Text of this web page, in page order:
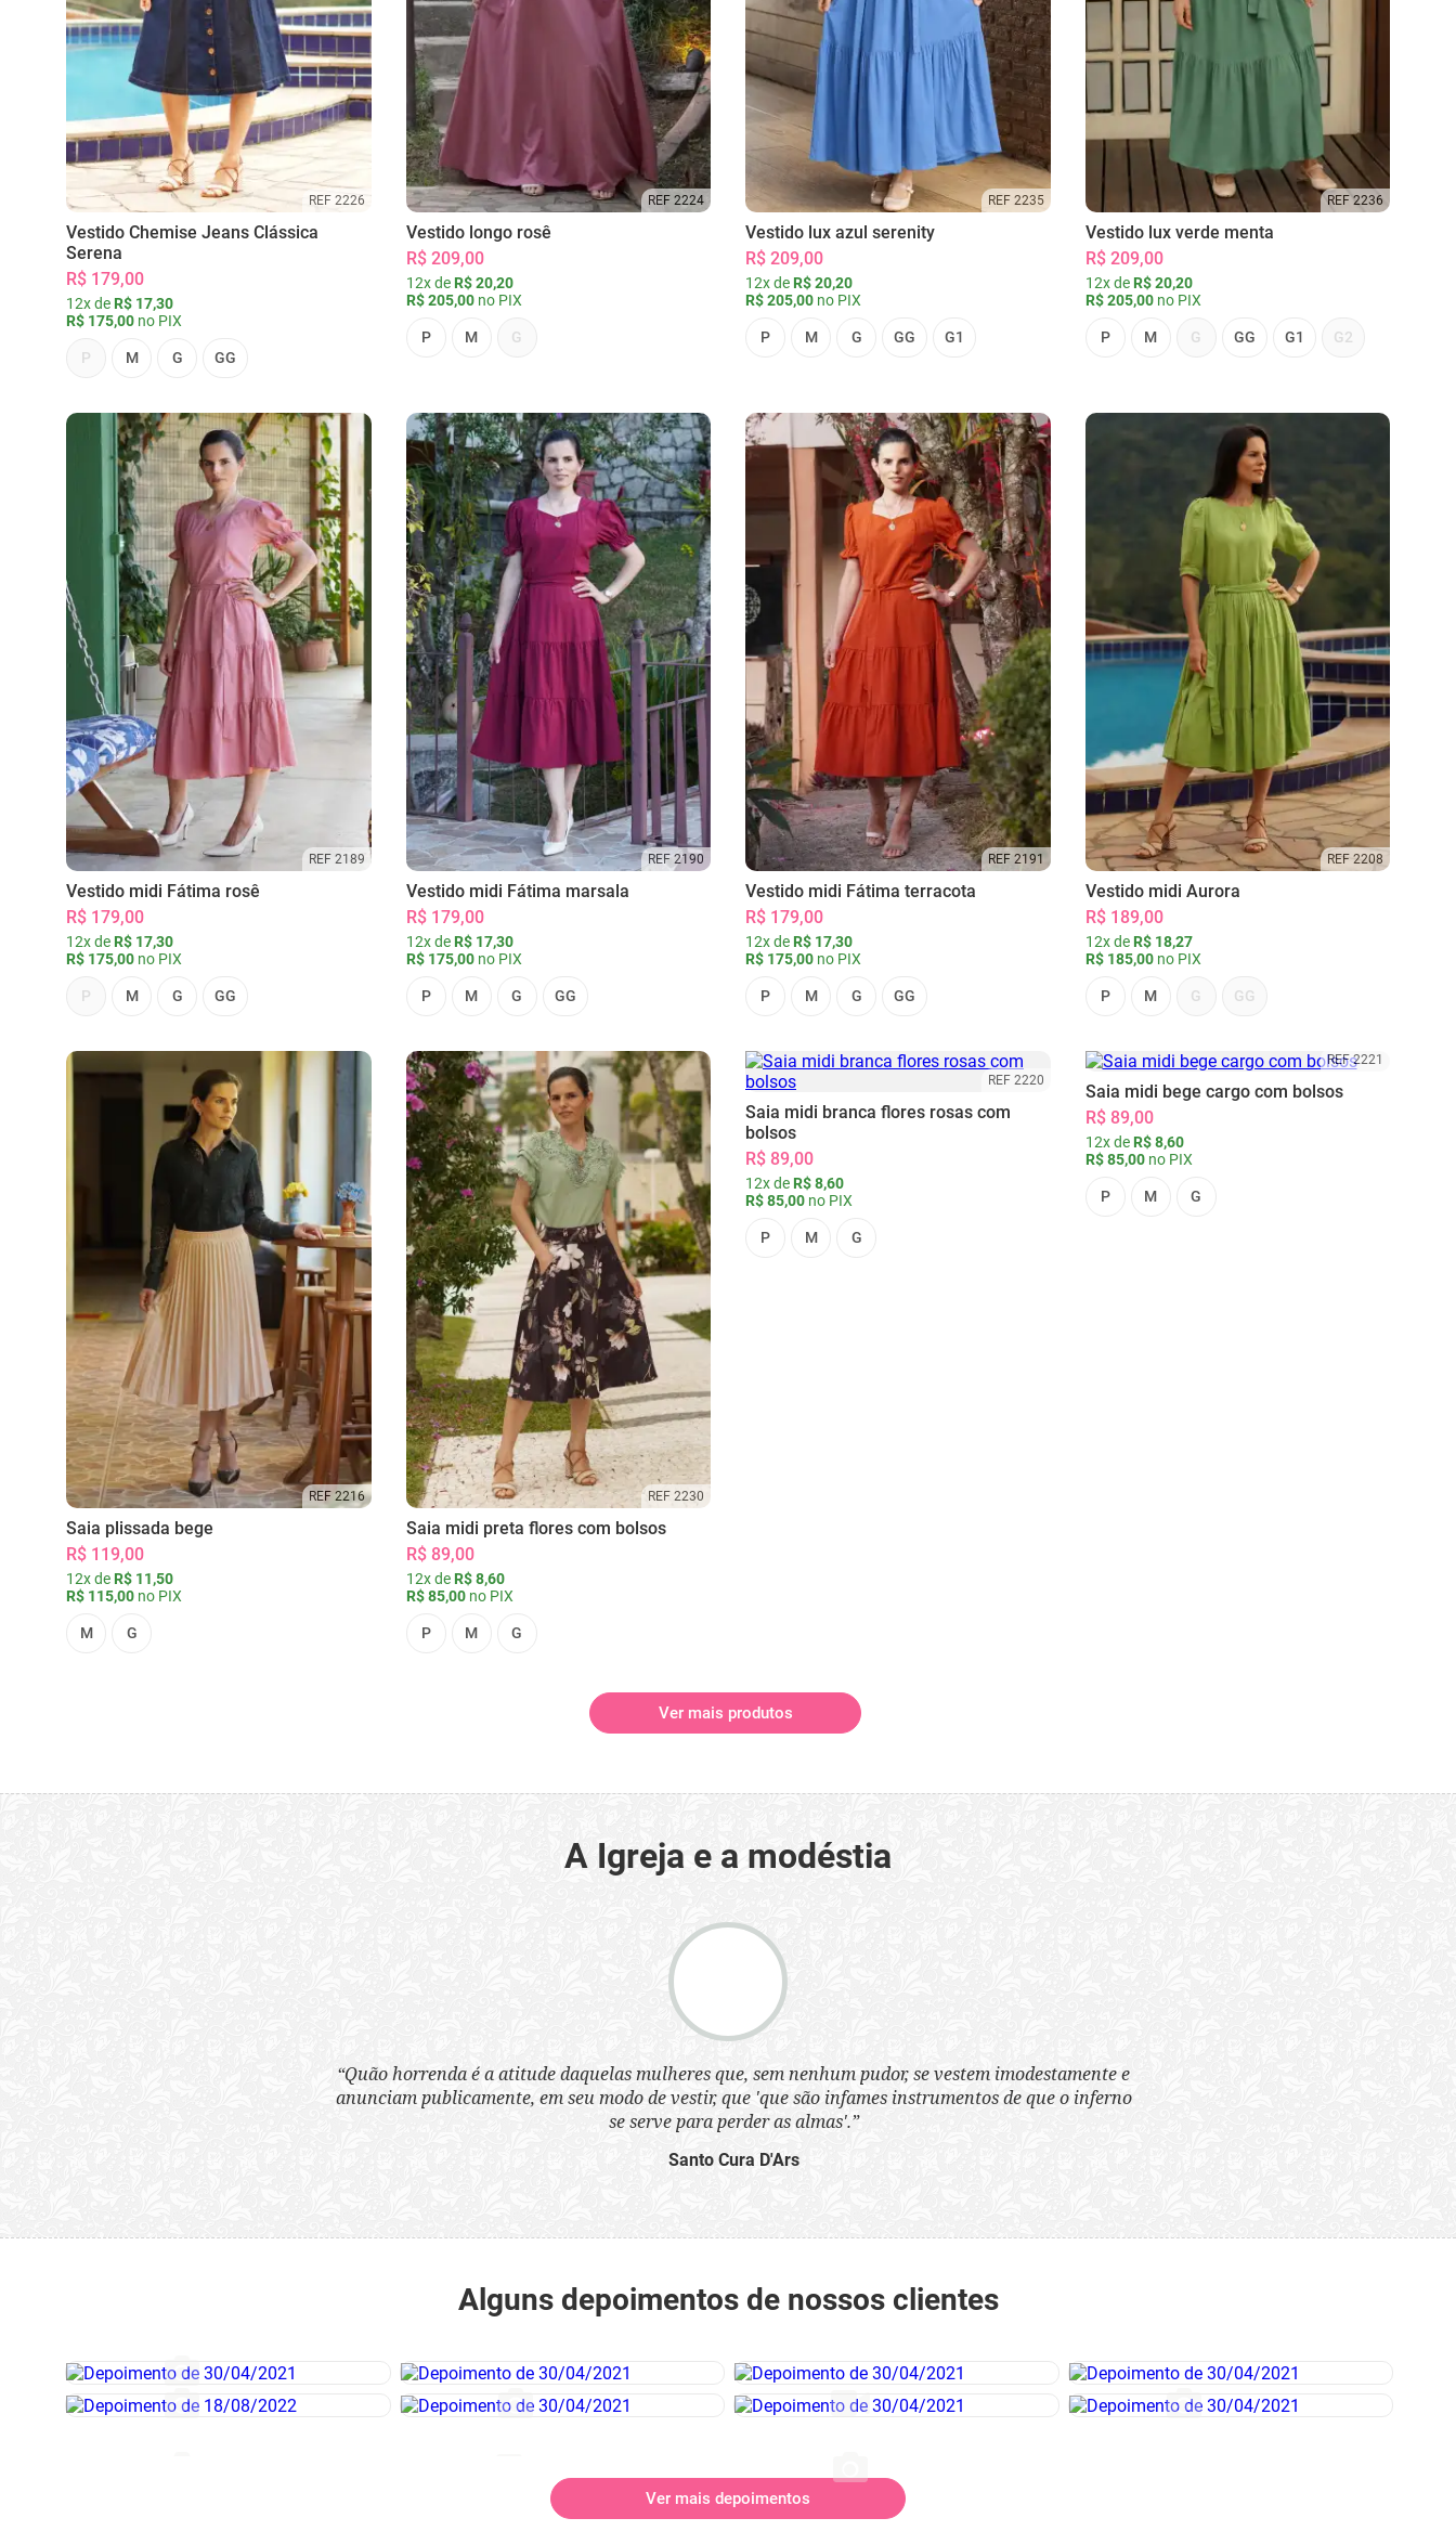
REF 2226
Vestido Chemise Jeans Clássica
Serena
R$ 179,00
12x de R$ 17,30
R$ 175,00 no PIX
P M G GG
REF 2224
Vestido longo rosê
R$ 209,00
12x de R$ 20,20
R$ 205,00no PIX
P M G
REF 2235
Vestido lux azul serenity
R$ 209,00
12x de R$ 20,20
R$ 205,00 no PIX
P M G GG G1
REF 2236
Vestido lux verde menta
R$ 209,00
12x de R$ 20,20
R$ 205,00no PIX
P M G GG G1 G2
REF 2189
Vestido midi Fátima rosê
R$ 179,00
12x de R$ 17,30
R$ 175,00 no PIX
P M G GG
REF 2190
Vestido midi Fátima marsala
R$ 179,00
12x de R$ 17,30
R$ 175,00no PIX
P M G GG
REF 2191
Vestido midi Fátima terracota
R$ 179,00
12x de R$ 17,30
R$ 175,00 no PIX
P M G GG
REF 2208
Vestido midi Aurora
R$ 189,00
12x de R$ 18,27
R$ 185,00no PIX
P M G GG
REF 2216
Saia plissada bege
R$ 119,00
12x de R$ 11,50
R$ 115,00 no PIX
M G
REF 2230
Saia midi preta flores com bolsos
R$ 89,00
12x de R$ 8,60
R$ 85,00no PIX
P M G
REF 2220
Saia midi branca flores rosas com
bolsos
R$ 89,00
12x de R$ 8,60
R$ 85,00 no PIX
P M G
REF 2221
Saia midi bege cargo com bolsos
R$ 89,00
12x de R$ 8,60
R$ 85,00no PIX
P M G
Ver mais produtos
A Igreja e a modéstia
“Quão horrenda é a atitude daquelas mulheres que, sem nenhum pudor, se vestem imodestamente e
anunciam publicamente, em seu modo de vestir, que 'que são infames instrumentos de que o inferno
se serve para perder as almas'.”
Santo Cura D'Ars
Alguns depoimentos de nossos clientes
Ver mais depoimentos